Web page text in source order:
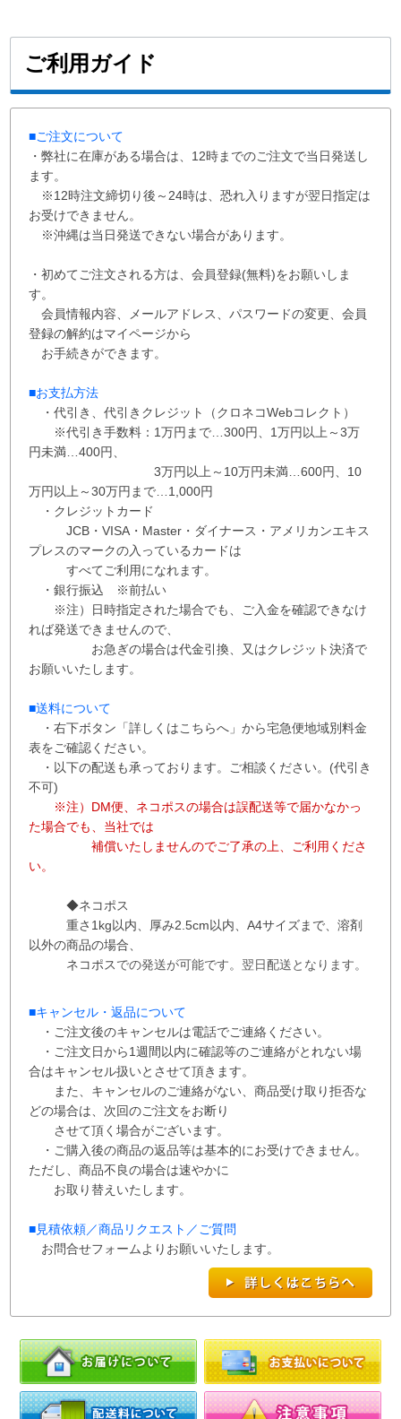
ご利用ガイド
■ご注文について
・弊社に在庫がある場合は、12時までのご注文で当日発送し
ます。
※12時注文締切り後～24時は、恐れ入りますが翌日指定は
お受けできません。
※沖縄は当日発送できない場合があります。
・初めてご注文される方は、会員登録(無料)をお願いしま
す。
会員情報内容、メールアドレス、パスワードの変更、会員
登録の解約はマイページから
お手続きができます。
■お支払方法
・代引き、代引きクレジット（クロネコWebコレクト）
※代引き手数料： 1万円まで…300円、 1万円以上～3万
円未満…400円
3万円以上～10万円未満…600円
10
万円以上～30万円まで…1,000円
・クレジットカード
JCB・VISA・Master・ダイナース・アメリカンエキス
プレスのマークの入っているカードは
すべてご利用になれます。
・銀行振込 ※前払い
※注）日時指定された場合でも、ご入金を確認できなけ
れば発送できませんので、
お急ぎの場合は代金引換、又はクレジット決済で
お願いいたします。
■送料について
・右下ボタン 「詳しくはこちらへ」から宅急便地域別料金
表をご確認ください。
・以下の配送も承っております。ご相談ください。(代引き
不可)
※注）DM便、ネコポスの場合は誤配送等で届かなかっ
た場合でも、当社では
補償いたしませんのでご了承の上、ご利用くださ
い。
◆ネコポス
重さ1kg以内、
厚み2.5cm以内、A4サイズまで、溶剤
以外の商品の場合、
ネコポスでの発送が可能です。 翌日配送となります。
■キャンセル・返品について
・ご注文後のキャンセルは電話でご連絡ください。
・ご注文日から1週間以内に確認等のご連絡がとれない場
合はキャンセル扱いとさせて頂き ます。
また、 キャンセルのご連絡がない、商品受け取り拒否な
どの場合は、次回のご注文をお断り
させて頂く場合がございます。
・ご購入後の商品の返品等は基本的にお受けできません。
ただし、商品不良の場合は速やかに
お取り替えいたします。
■見積依頼／商品リクエスト／ご質問
お問合せフォームよりお願いいたします。